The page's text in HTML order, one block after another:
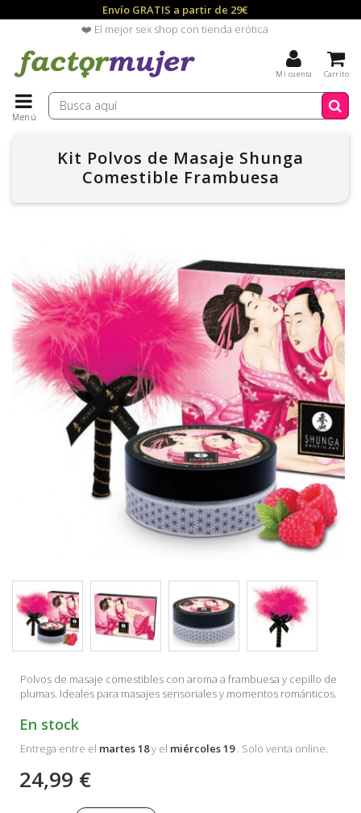
Envío GRATIS a partir de 29€
❤️ El mejor sex shop con tienda erótica
Carrito
Mi cuenta
Menú
Kit Polvos de Masaje Shunga
Comestible Frambuesa
Polvos de masaje comestibles con aroma a frambuesa y cepillo de
plumas. Ideales para masajes sensoriales y momentos románticos.
En stock
Entrega entre el martes 18y el miércoles 19 . Solo venta online.
24,99 €